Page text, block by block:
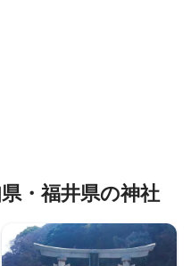
・福井県の神社